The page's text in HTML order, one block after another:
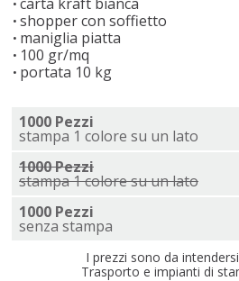
shopper con soffietto
maniglia piatta
100 gr/mq
portata 10 kg
1000 Pezzi
stampa 1 colore su un lato
1000 Pezzi
stampa 1 colore su un lato
1000 Pezzi
senza stampa
I prezzi sono da intendersi
Trasporto e impianti di